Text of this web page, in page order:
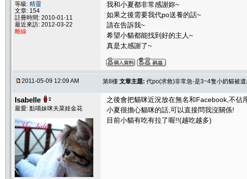
等級: 精靈
文章: 154
註冊時間: 2010-01-11
最近來訪: 2012-03-22
離線
我和小夏都非常感謝妳~
如果之後需要我代po送養的話~
請在告訴我~
希望小貓都能找到好的主人~
真是太感謝了~
2011-05-09 12:09 AM 第8樓 文章主題: 代po(求救)非常急-是3~4隻小奶貓被
Isabelle
最愛: 點喵妹咪夫菜娃金花
之後會把貓咪近況放在無名和Facebook,不佔
小夏很擔心貓咪的話,可以直接問我沒關係!
目前小貓有吃有拉了喔!!(越吃越多)